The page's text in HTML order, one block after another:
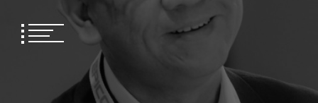
content